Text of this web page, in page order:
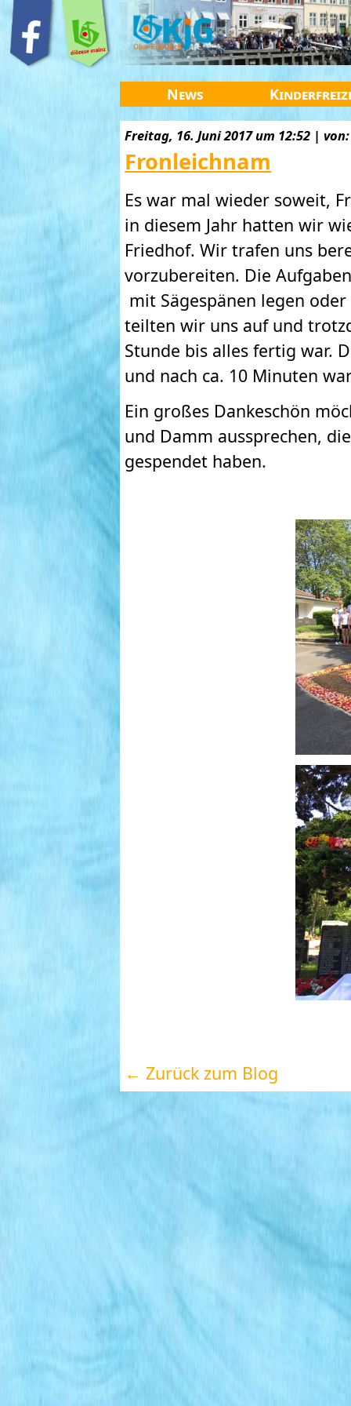
News
Freitag, 16. Juni 2017 um 12:52 |
Fronleichnam
Es war mal wieder soweit,
in diesem Jahr hatten wir
Friedhof. Wir trafen uns
vorzubereiten. Die
mit Sägespänen legen
teilten wir uns auf und
Stunde bis alles fertig war.
und nach ca. 10 Minuten
Ein großes Dankeschön
und Damm aussprechen,
gespendet haben.
← Zurück zum Blog